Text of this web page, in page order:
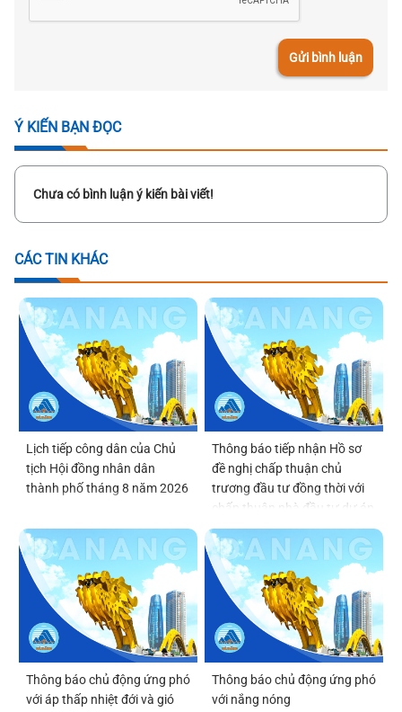
Gửi bình luận
Ý KIẾN BẠN ĐỌC
Chưa có bình luận ý kiến bài viết!
CÁC TIN KHÁC
Lịch tiếp công dân của Chủ
tịch Hội đồng nhân dân
thành phố tháng 8 năm 2026
Thông báo tiếp nhận Hồ sơ
đề nghị chấp thuận chủ
trương đầu tư đồng thời với
chấp thuận nhà đầu tư dự án
Viện Nghiên cứu, phát triển,
ứng dụng công nghệ bán dẫn
và trí tuệ nhân tạo Đà Nẵng
(DSAI-TECH)
Thông báo chủ động ứng phó
với áp thấp nhiệt đới và gió
Thông báo chủ động ứng phó
với nắng nóng